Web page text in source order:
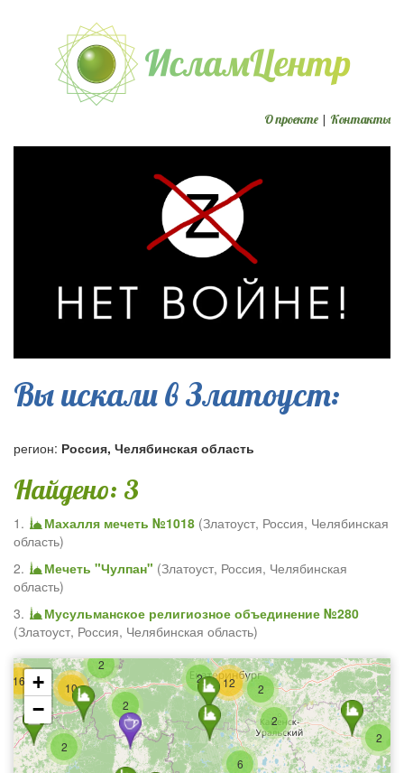
О проекте | Контакты
Вы искали в Златоуст:
регион: Россия, Челябинская область
Найдено: 3
1. Махалля мечеть №1018 (Златоуст, Россия, Челябинская
область)
2.
Мечеть "Чулпан" (Златоуст, Россия, Челябинская
область)
3.
Мусульманское религиозное объединение №280
(Златоуст, Россия, Челябинская область)
2
6
2
2
2
12
16
2
10
2
2
+
−